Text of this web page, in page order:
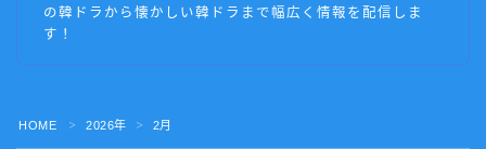
の韓ドラから懐かしい韓ドラまで幅広く情報を配信しま
す！
HOME ＞ 2026年 ＞ 2月